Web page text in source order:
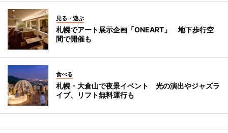
見る・遊ぶ
札幌でアート展示企画「ONEART」 地下歩行空
間で開催も
食べる
札幌・大倉山で夜景イベント 光の演出やジャズラ
イブ、リフト無料運行も